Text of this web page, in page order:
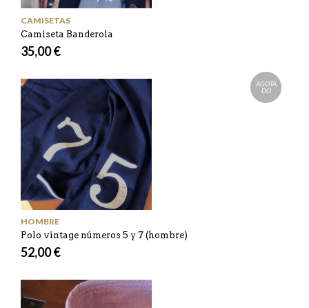
CAMISETAS
Camiseta Banderola
35,00 €
AGOTA
DO
HOMBRE
Polo vintage números 5 y 7 (hombre)
52,00 €